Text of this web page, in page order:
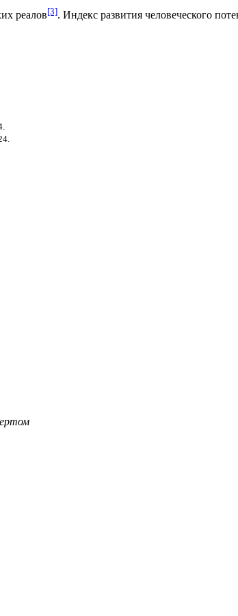
реалов[3]. Индекс развития человеческого